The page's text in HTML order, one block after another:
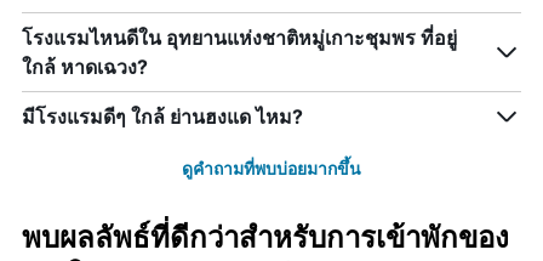
โรงแรมไหนดีใน อุทยานแห่งชาติหมู่เกาะชุมพร ที่อยู่
ใกล้ หาดเฉวง?
มีโรงแรมดีๆ ใกล้ ย่านฮงแด ไหม?
ดูคำถามที่พบบ่อยมากขึ้น
พบผลลัพธ์ที่ดีกว่าสำหรับการเข้าพักของ